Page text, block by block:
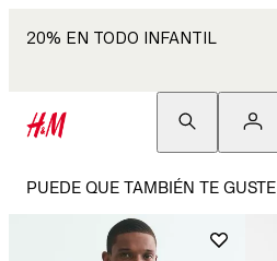
20% EN TODO INFANTIL
PUEDE QUE TAMBIÉN TE GUSTE